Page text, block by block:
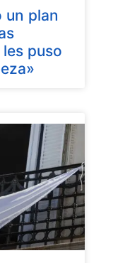
un plan
puso